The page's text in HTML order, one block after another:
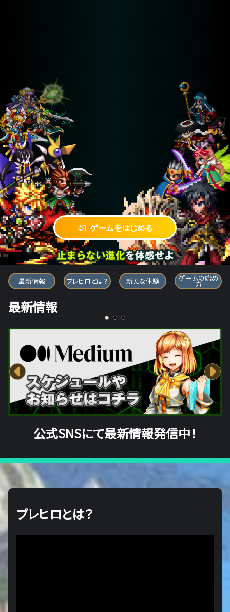
ゲームをはじめる
ブレイブ フロンティア ヒーローズ
最新情報 ブレヒロとは？ 新たな体験 ゲームの始め
方
最新情報
公式SNSにて最新情報発信中！
ブレヒロとは？